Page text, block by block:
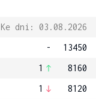
Ke dni: 03.08.2026
-
13450
1
8160
1
8120